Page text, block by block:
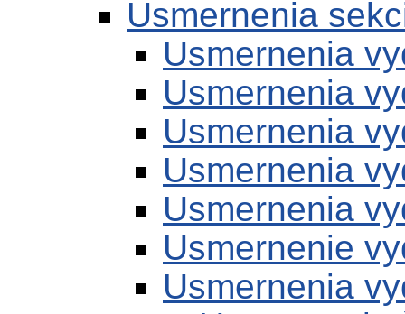
Usmernenia
Usmernenia
Usmernenia
Usmernenia
Usmernenia
Usmernenia
Usmernenie
Usmernenia